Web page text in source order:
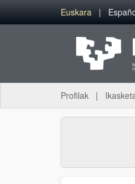
Eduki nagusira joan
Euskara
Profilak